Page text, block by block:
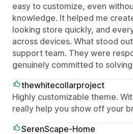
easy to customize, even
knowledge. It helped me
looking store quickly, and
across devices. What stood
support team. They were
genuinely committed to solving
thewhitecollarproject
Highly customizable theme.
really help you show off your
SerenScape-Home